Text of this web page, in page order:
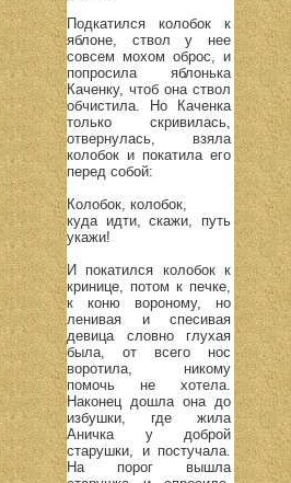
Подкатился колобок к
яблоне, ствол у нее
совсем мохом оброс, и
попросила яблонька
Каченку, чтоб она ствол
обчистила. Но Каченка
только скривилась,
отвернулась, взяла
колобок и покатила его
перед собой:
Колобок, колобок,
куда идти, скажи, путь
укажи!
И покатился колобок к
кринице, потом к печке,
к коню вороному, но
ленивая и спесивая
девица словно глухая
была, от всего нос
воротила, никому
помочь не хотела.
Наконец дошла она до
избушки, где жила
Аничка у доброй
старушки, и постучала.
На порог вышла